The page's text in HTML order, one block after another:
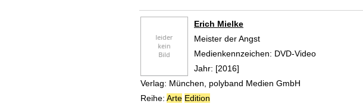
Erich Mielke
Meister der Angst
Suche nach diesem Verfasser
Medienkennzeichen: DVD-Video
Jahr: [2016]
Verlag: München, polyband Medien GmbH
Reihe: Arte Edition